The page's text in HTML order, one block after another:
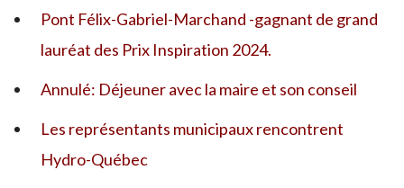
Pont Félix-Gabriel-Marchand -gagnant de grand
lauréat des Prix Inspiration 2024.
Annulé: Déjeuner avec la maire et son conseil
Les représentants municipaux rencontrent
Hydro-Québec